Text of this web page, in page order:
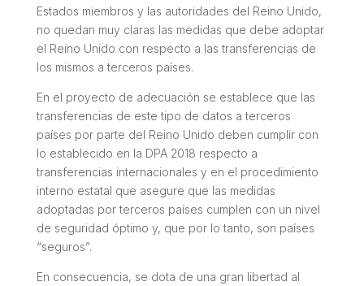
Estados miembros y las autoridades del Reino Unido,
no quedan muy claras las medidas que debe adoptar
el Reino Unido con respecto a las transferencias de
los mismos a terceros países.
En el proyecto de adecuación se establece que las
transferencias de este tipo de datos a terceros
países por parte del Reino Unido deben cumplir con
lo establecido en la DPA 2018 respecto a
transferencias internacionales y en el procedimiento
interno estatal que asegure que las medidas
adoptadas por terceros países cumplen con un nivel
de seguridad óptimo y, que por lo tanto, son países
“seguros”.
En consecuencia, se dota de una gran libertad al